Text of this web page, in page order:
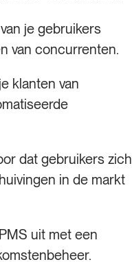
je gebruikers
van concurrenten.
klanten van
dat gebruikers zich
in de markt
uit met een